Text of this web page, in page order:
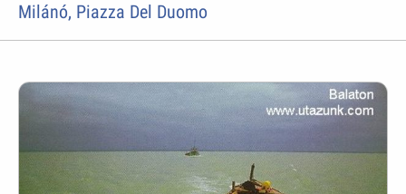
Milánó, Piazza Del Duomo